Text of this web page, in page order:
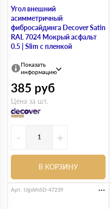
Угол внешний
асимметричный
фибросайдинга Decover Satin
RAL 7024 Мокрый асфальт
0.5 | Slim с пленкой
Показать
информацию
385 руб
Цена за шт.
- +
В КОРЗИНУ
Арт. UgoVnSD-47239